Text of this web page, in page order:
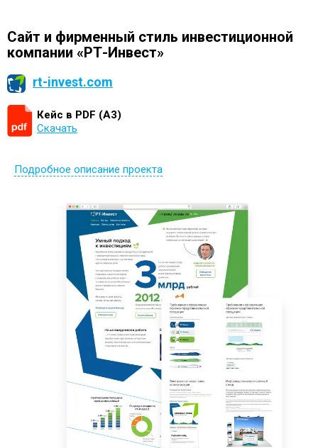
Сайт и фирменный стиль инвестиционной
компании «РТ-Инвест»
rt-invest.com
Кейс в PDF (А3)
Скачать
Подробное описание проекта